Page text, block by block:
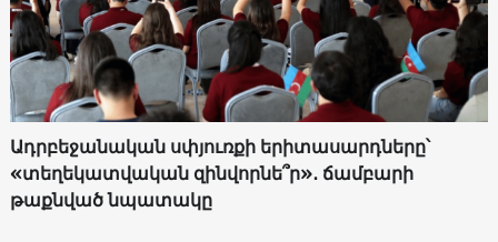
Ադրբեջանական սփյուռքի երիտասարդները՝
«տեղեկատվական զինվորնե՞ր»․ ճամբարի
թաքնված նպատակը